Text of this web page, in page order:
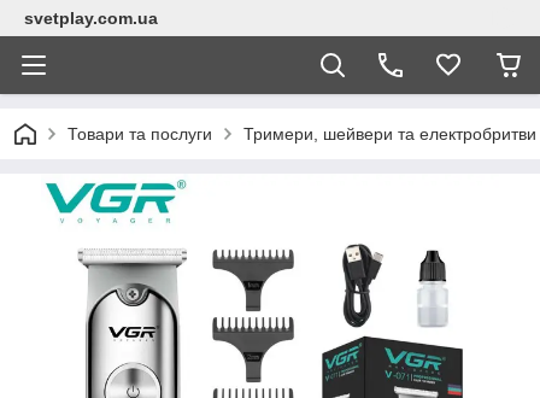
svetplay.com.ua
Товари та послуги Тримери, шейвери та електробритви